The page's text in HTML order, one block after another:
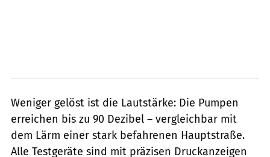
Weniger gelöst ist die Lautstärke: Die Pumpen
erreichen bis zu 90 Dezibel – vergleichbar mit
dem Lärm einer stark befahrenen Hauptstraße.
Alle Testgeräte sind mit präzisen Druckanzeigen